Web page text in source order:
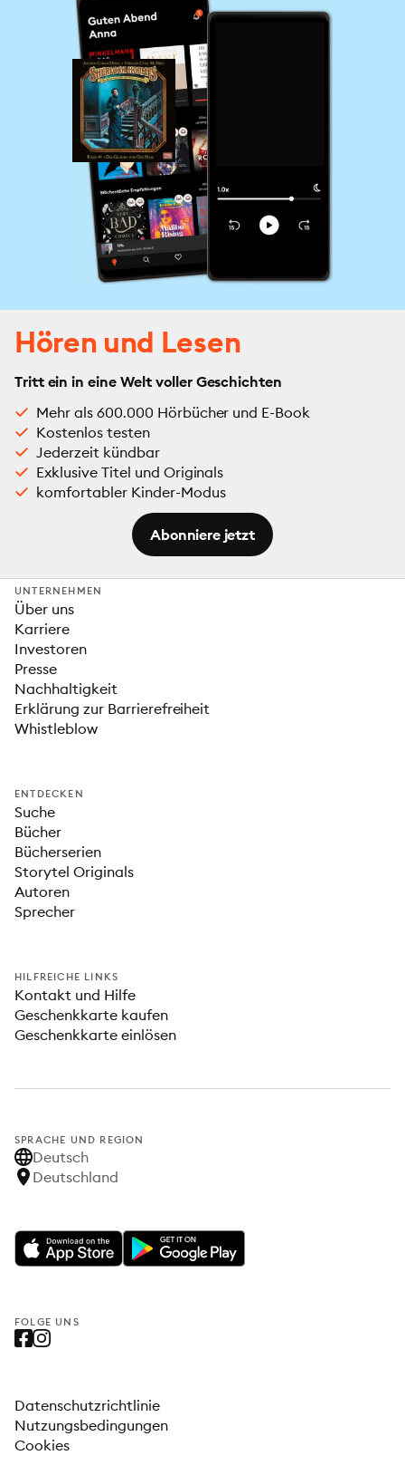
Hören und Lesen
Tritt ein in eine Welt voller Geschichten
Mehr als 600.000 Hörbücher und E-Book
Kostenlos testen
Jederzeit kündbar
Exklusive Titel und Originals
komfortabler Kinder-Modus
Abonniere jetzt
UNTERNEHMEN
Über uns
Karriere
Investoren
Presse
Nachhaltigkeit
Erklärung zur Barrierefreiheit
Whistleblow
ENTDECKEN
Suche
Bücher
Bücherserien
Storytel Originals
Autoren
Sprecher
HILFREICHE LINKS
Kontakt und Hilfe
Geschenkkarte kaufen
Geschenkkarte einlösen
SPRACHE UND REGION
Deutsch
Deutschland
FOLGE UNS
Datenschutzrichtlinie
Nutzungsbedingungen
Cookies